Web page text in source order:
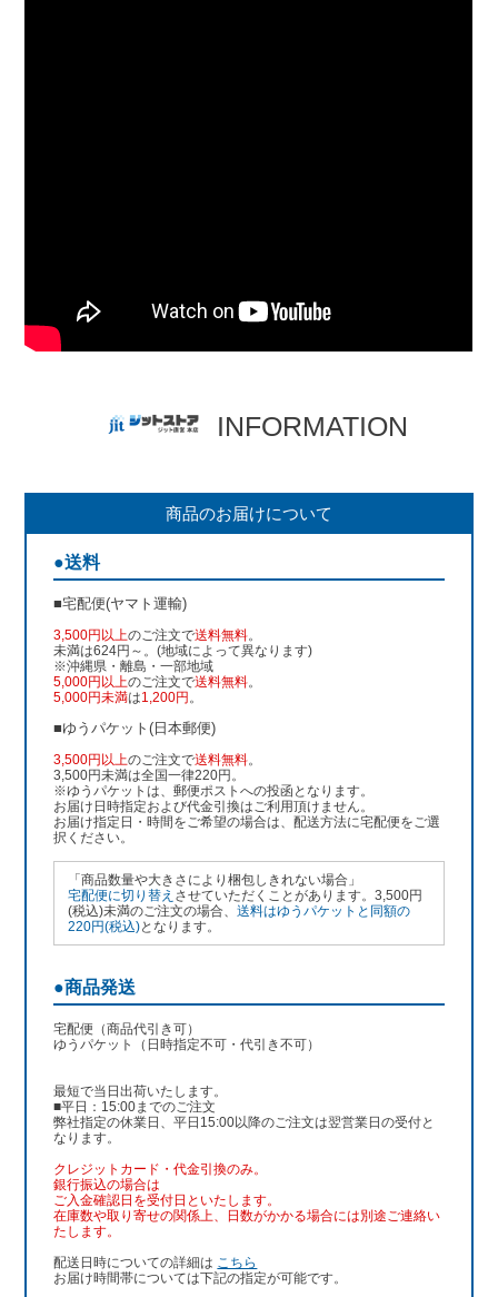
INFORMATION
商品のお届けについて
●送料
■宅配便(ヤマト運輸)
3,500円以上のご注文で送料無料。
未満は624円～。(地域によって異なります)
※沖縄県・離島・一部地域
5,000円以上のご注文で送料無料。
5,000円未満は1,200円 。
■ゆうパケット(日本郵便)
3,500円以上のご注文で送料無料。
3,500円未満は全国一律220円。
※ゆうパケットは、郵便ポストへの投函となります。
お届け日時指定および代金引換はご利用頂けません。
お届け指定日・時間をご希望の場合は、配送方法に宅配便をご選
択ください。
「商品数量や大きさにより梱包しきれない場合」
宅配便に切り替え させていただくことがあります。3,500円
(税込)未満のご注文の場合、送料はゆうパケットと同額の
220円(税込)となります。
●商品発送
宅配便（商品代引き可）
ゆうパケット（日時指定不可・代引き不可）
最短で当日出荷いたします。
■平日：15:00までのご注文
弊社指定の休業日、平日15:00以降のご注文は翌営業日の受付と
なります。
クレジットカード・代金引換のみ。
銀行振込の場合は
ご入金確認日を受付日といたします。
在庫数や取り寄せの関係上、日数がかかる場合には別途ご連絡い
たします。
配送日時についての詳細は こちら
お届け時間帯については下記の指定が可能です。